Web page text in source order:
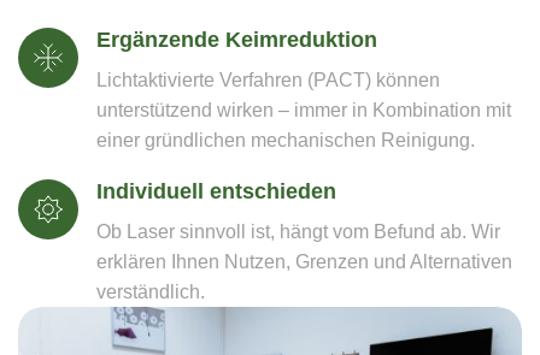
Ergänzende Keimreduktion
Lichtaktivierte Verfahren (PACT) können
unterstützend wirken – immer in Kombination mit
einer gründlichen mechanischen Reinigung.
Individuell entschieden
Ob Laser sinnvoll ist, hängt vom Befund ab. Wir
erklären Ihnen Nutzen, Grenzen und Alternativen
verständlich.